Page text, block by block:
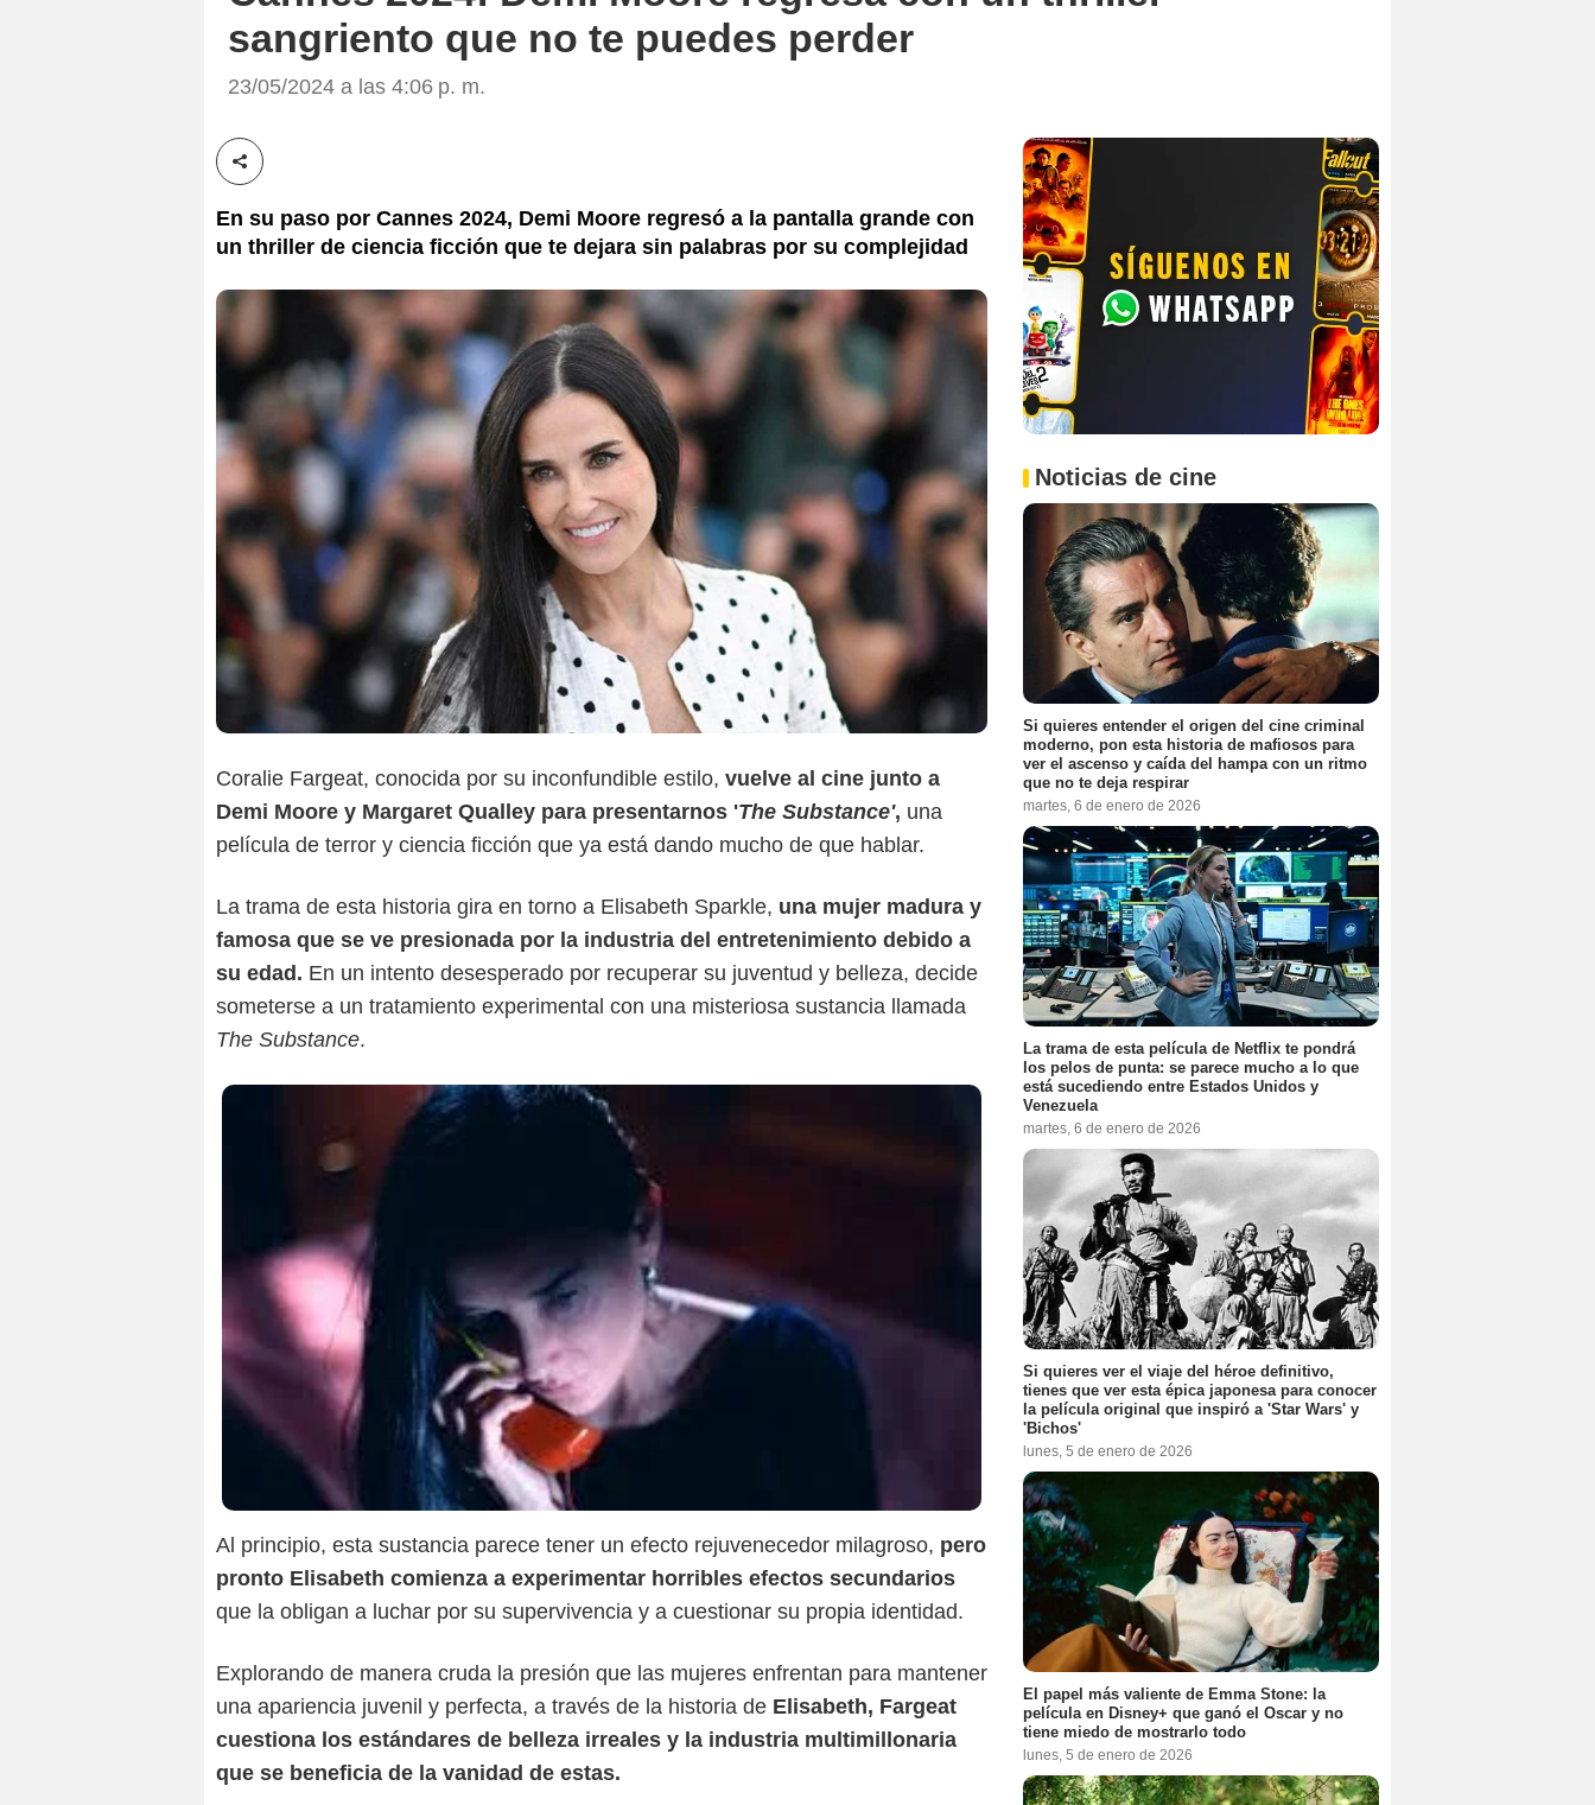
sangriento que no te puedes perder
23/05/2024 a las 4:06 p. m.
Compartir esta noticia
En su paso por Cannes 2024, Demi Moore regresó a la pantalla grande con
un thriller de ciencia ficción que te dejara sin palabras por su complejidad
Coralie Fargeat, conocida por su inconfundible estilo, vuelve al cine junto a
Demi Moore y Margaret Qualley para presentarnos 'The Substance', una
película de terror y ciencia ficción que ya está dando mucho de que hablar.
La trama de esta historia gira en torno a Elisabeth Sparkle, una mujer madura y
famosa que se ve presionada por la industria del entretenimiento debido a
su edad. En un intento desesperado por recuperar su juventud y belleza, decide
someterse a un tratamiento experimental con una misteriosa sustancia llamada
The Substance.
Al principio, esta sustancia parece tener un efecto rejuvenecedor milagroso, pero
pronto Elisabeth comienza a experimentar horribles efectos secundarios
que la obligan a luchar por su supervivencia y a cuestionar su propia identidad.
Explorando de manera cruda la presión que las mujeres enfrentan para mantener
una apariencia juvenil y perfecta, a través de la historia de Elisabeth, Fargeat
cuestiona los estándares de belleza irreales y la industria multimillonaria
que se beneficia de la vanidad de estas.
Getty
Noticias de cine
Si quieres entender el origen del cine criminal
moderno, pon esta historia de mafiosos para
ver el ascenso y caída del hampa con un ritmo
que no te deja respirar
martes, 6 de enero de 2026
La trama de esta película de Netflix te pondrá
los pelos de punta: se parece mucho a lo que
está sucediendo entre Estados Unidos y
Venezuela
martes, 6 de enero de 2026
Si quieres ver el viaje del héroe definitivo,
tienes que ver esta épica japonesa para conocer
la película original que inspiró a 'Star Wars' y
'Bichos'
lunes, 5 de enero de 2026
El papel más valiente de Emma Stone: la
película en Disney+ que ganó el Oscar y no
tiene miedo de mostrarlo todo
lunes, 5 de enero de 2026